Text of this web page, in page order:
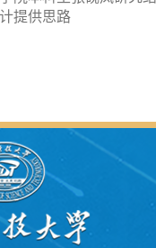
提供思路